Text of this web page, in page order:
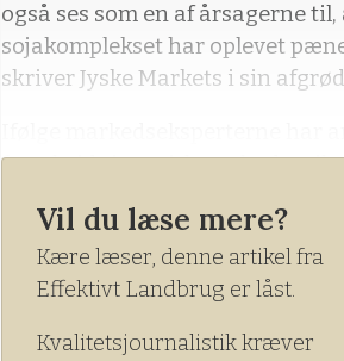
også ses som en af årsagerne
sojakomplekset har oplevet
skriver Jyske Markets i sin
forarbejdningsvirksomheder
det fysiske marked, af frygt for
kan føre med sig.
Vil du læse mere?
Kære læser, denne artikel fra
Effektivt Landbrug er låst.
Kvalitetsjournalistik kræver